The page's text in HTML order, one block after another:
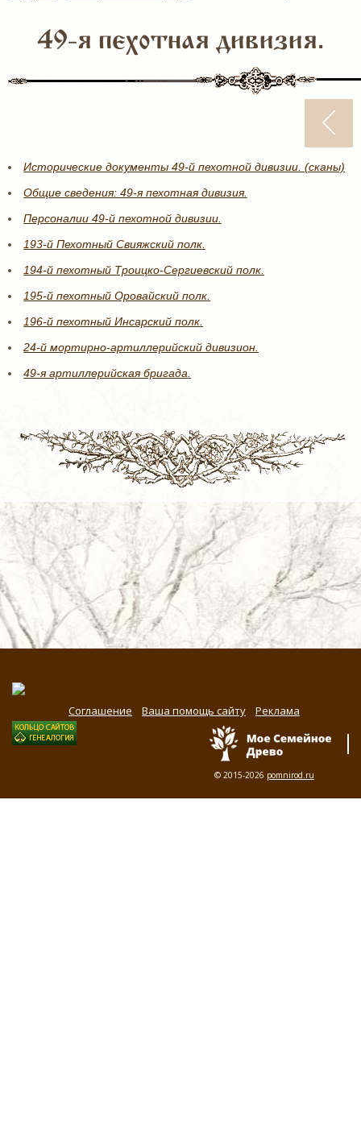
49-я пехотная дивизия.
Исторические документы 49-й пехотной дивизии. (сканы)
Общие сведения: 49-я пехотная дивизия.
Персоналии 49-й пехотной дивизии.
193-й Пехотный Свияжский полк.
194-й пехотный Троицко-Сергиевский полк.
195-й пехотный Оровайский полк.
196-й пехотный Инсарский полк.
24-й мортирно-артиллерийский дивизион.
49-я артиллерийская бригада.
Соглашение Ваша помощь сайту Реклама
© 2015-2026 pomnirod.ru